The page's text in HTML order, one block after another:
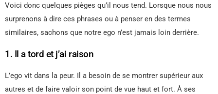
Voici donc quelques pièges qu’il nous tend. Lorsque nous nous
surprenons à dire ces phrases ou à penser en des termes
similaires, sachons que notre ego n’est jamais loin derrière.
1. Il a tord et j’ai raison
L’ego vit dans la peur. Il a besoin de se montrer supérieur aux
autres et de faire valoir son point de vue haut et fort. À ses